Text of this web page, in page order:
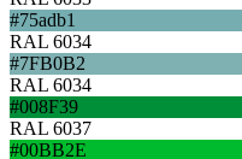
#75adb1
RAL 6034
#7FB0B2
RAL 6034
#008F39
RAL 6037
#00BB2E